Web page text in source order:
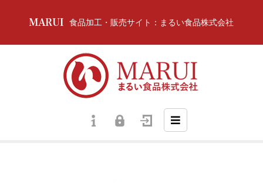
食品加工・販売サイト：まるい食品株式会社